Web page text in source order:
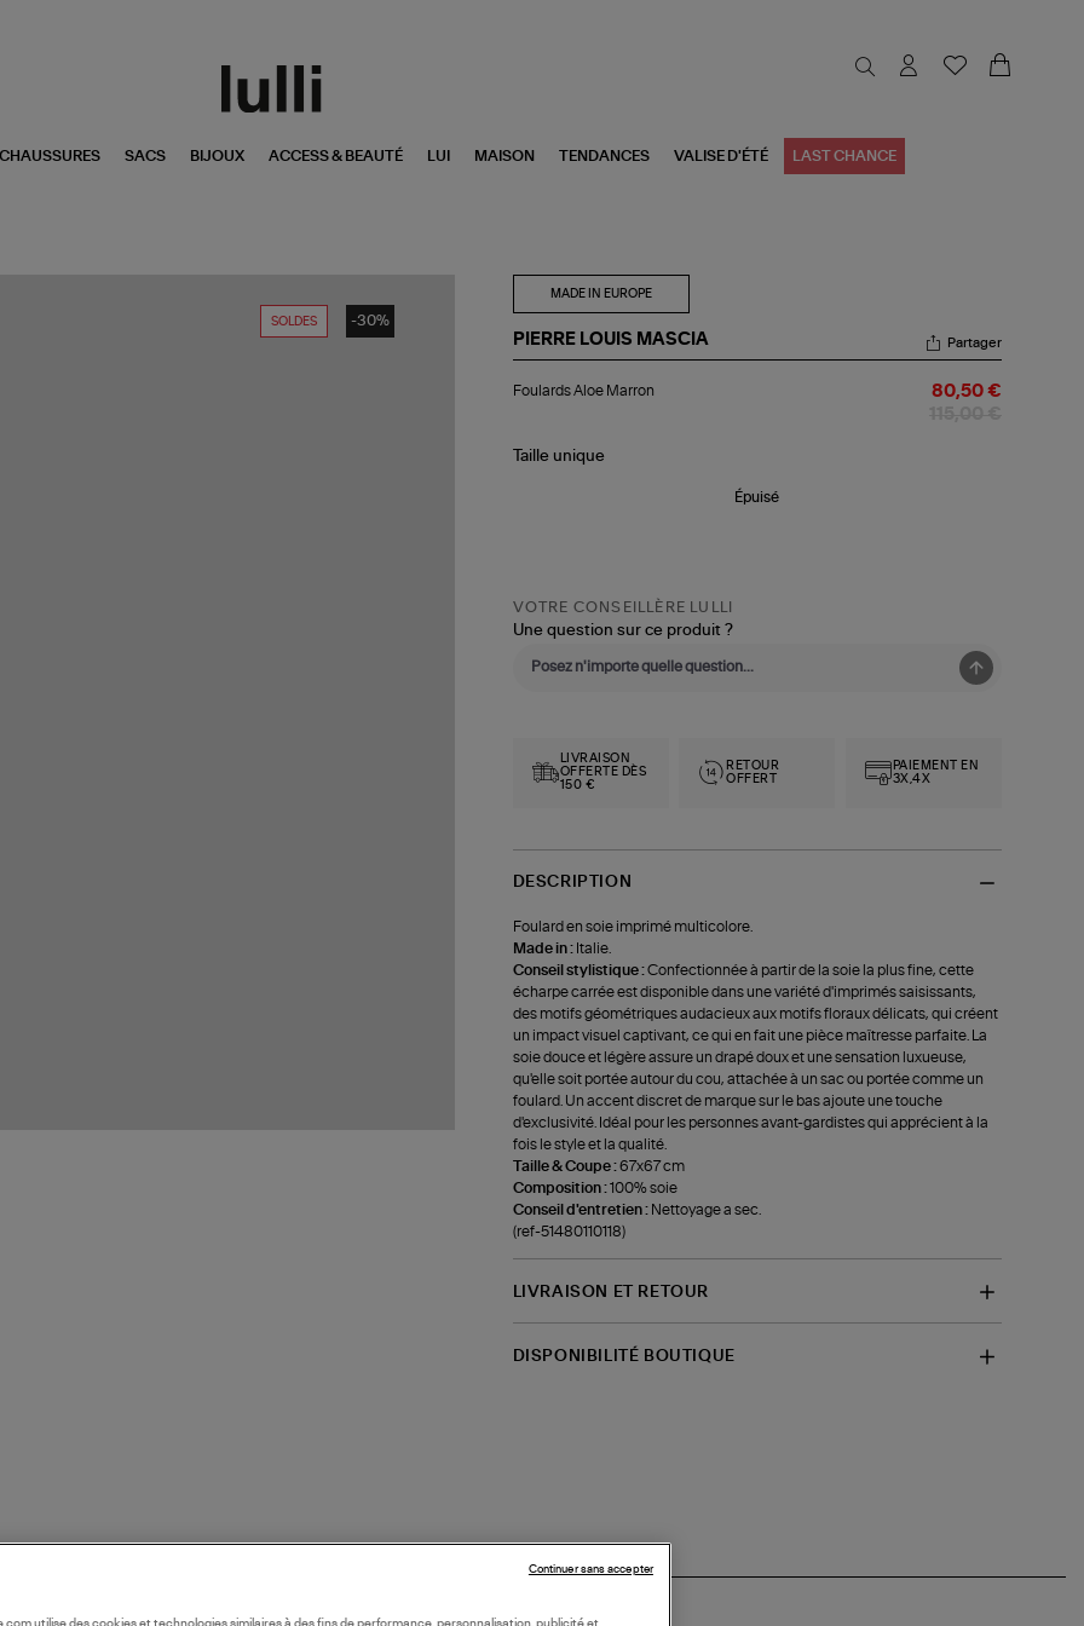
CHAUSSURES SACS BIJOUX ACCESS & BEAUTÉ LUI MAISON TENDANCES VALISE D'ÉTÉ LAST CHANCE
SOLDES -30%
MADE IN EUROPE
PIERRE LOUIS MASCIA
Aloe
Partager
Foulards Aloe Marron 80,50 €
Taille unique
Épuisé
VOTRE CONSEILLÈRE LULLI
Une question sur ce produit ?
LIVRAISON
OFFERTE DÈS
150 €
RETOUR
OFFERT
PAIEMENT EN
3X,4X
DESCRIPTION
Foulard en soie imprimé multicolore.
Made in : Italie.
Conseil stylistique :Confectionnée à partir de la soie la plus fine, cette
écharpe carrée est disponible dans une variété d'imprimés saisissants,
des motifs géométriques audacieux aux motifs floraux délicats, qui créent
un impact visuel captivant, ce qui en fait une pièce maîtresse parfaite. La
soie douce et légère assure un drapé doux et une sensation luxueuse,
qu'elle soit portée autour du cou, attachée à un sac ou portée comme un
foulard. Un accent discret de marque sur le bas ajoute une touche
d'exclusivité. Idéal pour les personnes avant-gardistes qui apprécient à la
fois le style et la qualité.
Taille & Coupe :67x67 cm
Composition :100% soie
Conseil d'entretien : Nettoyage a sec.
(ref-51480110118)
LIVRAISON ET RETOUR
DISPONIBILITÉ BOUTIQUE
utilise des cookies et technologies similaires à des fins de performance, personnalisation, publicité et
Continuer sans accepter